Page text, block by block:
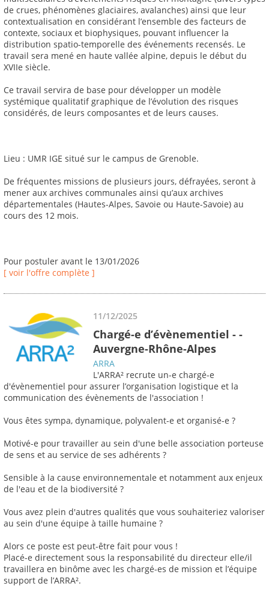
de crues, phénomènes glaciaires, avalanches) ainsi que leur
contextualisation en considérant l’ensemble des facteurs de
contexte, sociaux et biophysiques, pouvant influencer la
distribution spatio-temporelle des événements recensés. Le
travail sera mené en haute vallée alpine, depuis le début du
XVIIe siècle.
Ce travail servira de base pour développer un modèle
systémique qualitatif graphique de l’évolution des risques
considérés, de leurs composantes et de leurs causes.
Lieu : UMR IGE situé sur le campus de Grenoble.
De fréquentes missions de plusieurs jours, défrayées, seront à
mener aux archives communales ainsi qu’aux archives
départementales (Hautes-Alpes, Savoie ou Haute-Savoie) au
cours des 12 mois.
Pour postuler avant le 13/01/2026
[ voir l'offre complète ]
11/12/2025
Chargé-e d’évènementiel - -
Auvergne-Rhône-Alpes
ARRA
L'ARRA² recrute un-e chargé-e
d'évènementiel pour assurer l’organisation logistique et la
communication des évènements de l'association !
Vous êtes sympa, dynamique, polyvalent-e et organisé-e ?
Motivé-e pour travailler au sein d'une belle association porteuse
de sens et au service de ses adhérents ?
Sensible à la cause environnementale et notamment aux enjeux
de l'eau et de la biodiversité ?
Vous avez plein d'autres qualités que vous souhaiteriez valoriser
au sein d'une équipe à taille humaine ?
Alors ce poste est peut-être fait pour vous !
Placé-e directement sous la responsabilité du directeur elle/il
travaillera en binôme avec les chargé-es de mission et l’équipe
support de l’ARRA².